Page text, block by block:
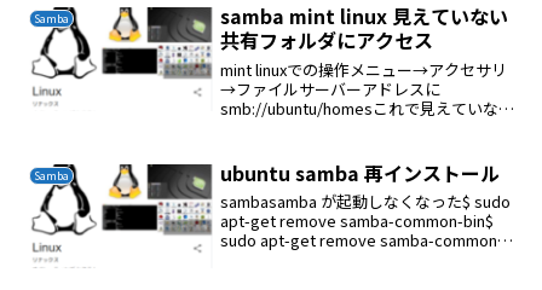
Samba
samba mint linux 見えていない
共有フォルダにアクセス
mint linuxでの操作メニュー→アクセサリ
→ファイルサーバーアドレスに
smb://ubuntu/homesこれで見えていない
Samba ubuntu samba 再インストール
sambasamba が起動しなくなった$ sudo
apt-get remove samba-common-bin$
sudo apt-get remove samba-common$